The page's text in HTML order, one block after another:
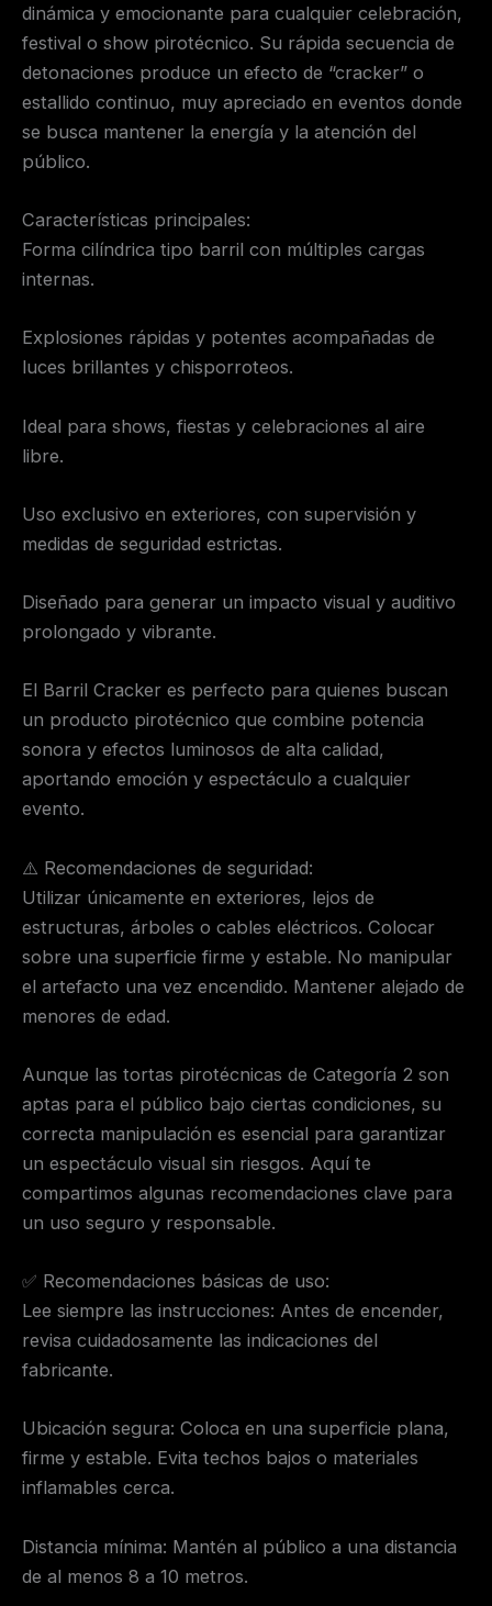
dinámica y emocionante para cualquier celebración,
festival o show pirotécnico. Su rápida secuencia de
detonaciones produce un efecto de “cracker” o
estallido continuo, muy apreciado en eventos donde
se busca mantener la energía y la atención del
público.
Características principales:
Forma cilíndrica tipo barril con múltiples cargas
internas.
Explosiones rápidas y potentes acompañadas de
luces brillantes y chisporroteos.
Ideal para shows, fiestas y celebraciones al aire
libre.
Uso exclusivo en exteriores, con supervisión y
medidas de seguridad estrictas.
Diseñado para generar un impacto visual y auditivo
prolongado y vibrante.
El Barril Cracker es perfecto para quienes buscan
un producto pirotécnico que combine potencia
sonora y efectos luminosos de alta calidad,
aportando emoción y espectáculo a cualquier
evento.
⚠️ Recomendaciones de seguridad:
Utilizar únicamente en exteriores, lejos de
estructuras, árboles o cables eléctricos. Colocar
sobre una superficie firme y estable. No manipular
el artefacto una vez encendido. Mantener alejado de
menores de edad.
Aunque las tortas pirotécnicas de Categoría 2 son
aptas para el público bajo ciertas condiciones, su
correcta manipulación es esencial para garantizar
un espectáculo visual sin riesgos. Aquí te
compartimos algunas recomendaciones clave para
un uso seguro y responsable.
✅ Recomendaciones básicas de uso:
Lee siempre las instrucciones: Antes de encender,
revisa cuidadosamente las indicaciones del
fabricante.
Ubicación segura: Coloca en una superficie plana,
firme y estable. Evita techos bajos o materiales
inflamables cerca.
Distancia mínima: Mantén al público a una distancia
de al menos 8 a 10 metros.